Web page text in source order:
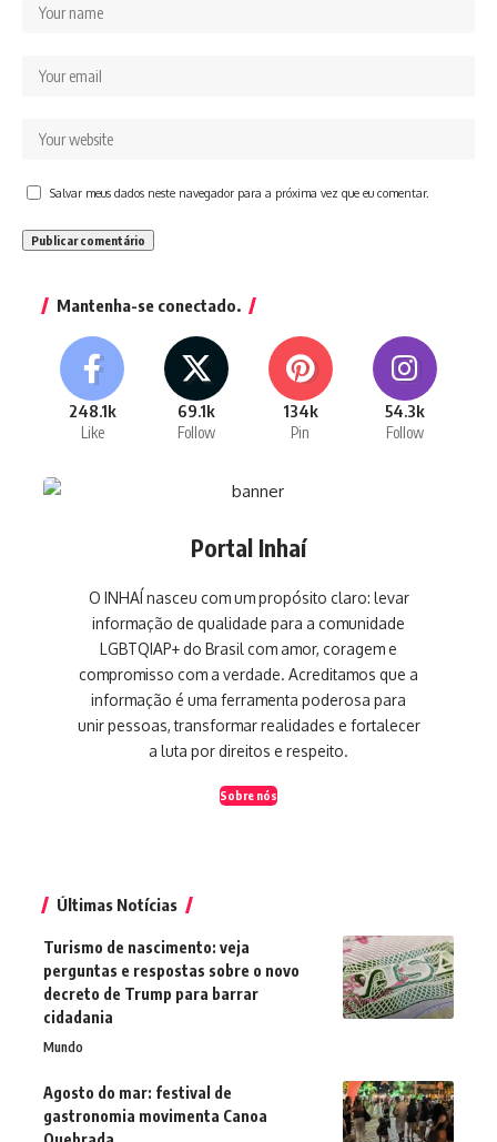
Salvar meus dados neste navegador para a próxima vez que eu comentar.
Mantenha-se conectado.
248.1k
Like
69.1k
Follow
134k
Pin
54.3k
Follow
Portal Inhaí
O INHAÍ nasceu com um propósito claro: levar
informação de qualidade para a comunidade
LGBTQIAP+ do Brasil com amor, coragem e
compromisso com a verdade. Acreditamos que a
informação é uma ferramenta poderosa para
unir pessoas, transformar realidades e fortalecer
a luta por direitos e respeito.
Sobre nós
Últimas Notícias
Turismo de nascimento: veja
perguntas e respostas sobre o novo
decreto de Trump para barrar
cidadania
Mundo
Agosto do mar: festival de
gastronomia movimenta Canoa